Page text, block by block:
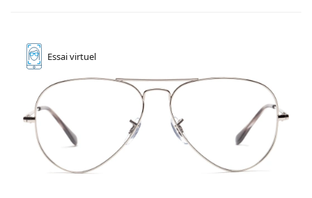
Essaivirtuel